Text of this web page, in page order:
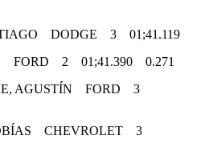
DODGE 3 01;41.119
FORD 2 01;41.390 0.271
AGUSTÍN FORD 3
CHEVROLET 3